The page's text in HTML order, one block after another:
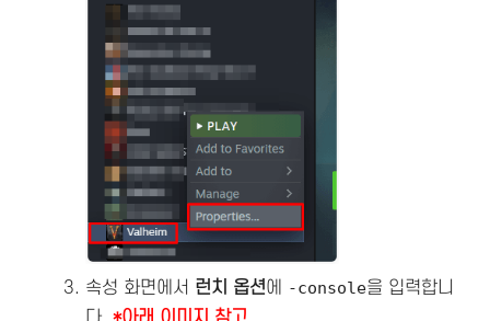
속성 화면에서 런치 옵션에 -console을 입력합니